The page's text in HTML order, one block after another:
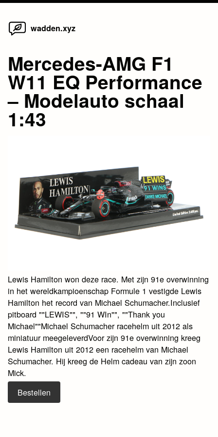
Skip
wadden.xyz
Mercedes-AMG F1
W11 EQ Performance
– Modelauto schaal
1:43
Lewis Hamilton won deze race. Met zijn 91e overwinning
in het wereldkampioenschap Formule 1 vestigde Lewis
Hamilton het record van Michael Schumacher.Inclusief
pitboard ""LEWIS"", ""91 WIn"", ""Thank you
Michael""Michael Schumacher racehelm uit 2012 als
miniatuur meegeleverdVoor zijn 91e overwinning kreeg
Lewis Hamilton uit 2012 een racehelm van Michael
Schumacher. Hij kreeg de Helm cadeau van zijn zoon
Mick.
Bestellen